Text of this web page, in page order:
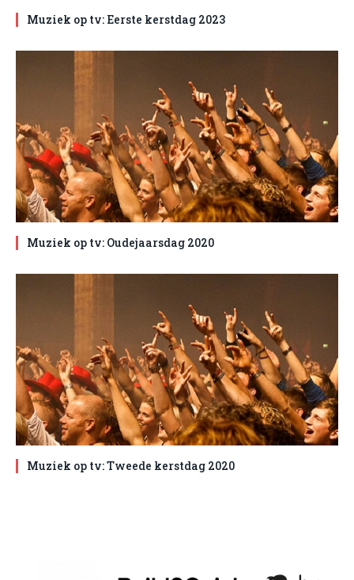
Muziek op tv: Eerste kerstdag 2023
Muziek op tv: Oudejaarsdag 2020
Muziek op tv: Tweede kerstdag 2020